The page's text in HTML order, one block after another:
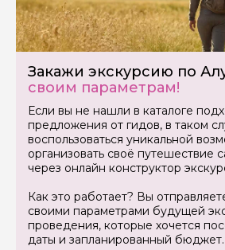
Закажи экскурсию по
своим параметрам!
Если вы не нашли в каталоге
предложения от гидов, в таком
воспользоваться уникальной
организовать своё путешествие
через онлайн конструктор
Как это работает? Вы
своими параметрами будущей
проведения, которые хочется
даты и запланированный
Ваша электронная почта
Ваш номер телефона
Вопросы и комментарии
Если у вас есть интересующие
задать